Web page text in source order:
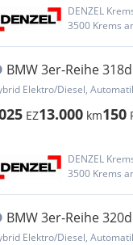
DENZEL
3500 Krems
BMW 3er-Reihe
Elektro/Diesel,
EZ13.000 km150
DENZEL
3500 Krems
BMW 3er-Reihe
Elektro/Diesel,